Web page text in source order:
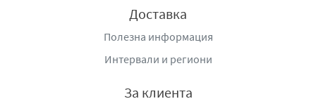
Доставка
Полезна информация
Интервали и региони
За клиента